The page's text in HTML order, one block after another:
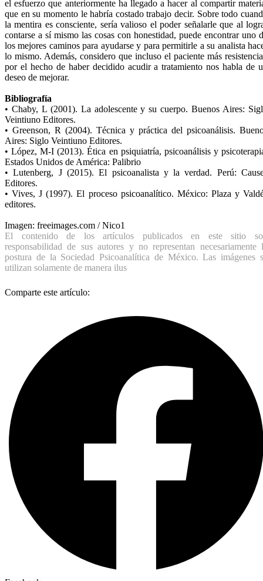
el esfuerzo que anteriormente ha llegado a hacer al compartir
que en su momento le habría costado trabajo decir. Sobre todo
la mentira es consciente, sería valioso el poder señalarle que al
contarse a sí mismo las cosas con honestidad, puede encontrar uno
los mejores caminos para ayudarse y para permitirle a su analista
lo mismo. Además, considero que incluso el paciente más
por el hecho de haber decidido acudir a tratamiento nos habla de
deseo de mejorar.
Bibliografía
• Chaby, L (2001). La adolescente y su cuerpo. Buenos Aires:
Veintiuno Editores.
• Greenson, R (2004). Técnica y práctica del psicoanálisis.
Aires: Siglo Veintiuno Editores.
• López, M-I (2013). Ética en psiquiatría, psicoanálisis y
Estados Unidos de América: Palibrio
• Lutenberg, J (2015). El psicoanalista y la verdad. Perú:
Editores.
• Vives, J (1997). El proceso psicoanalítico. México: Plaza y
editores.
Imagen: freeimages.com / Nico1
El contenido de los artículos publicados en este sitio
responsabilidad de sus autores y no representan necesariamente
postura de la Sociedad Psicoanalítica de México. Las imágenes
utilizan solamente de manera ilus
Comparte este artículo: